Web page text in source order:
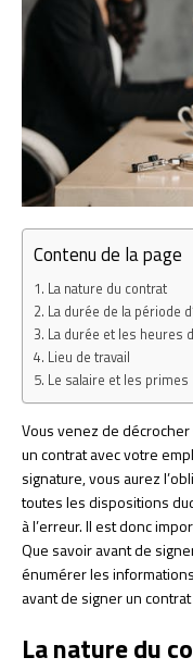
Contenu de la page
La nature du contrat
La durée de la période
La durée et les heures
Lieu de travail
Le salaire et les primes
Vous venez de
un contrat avec votre
signature, vous aurez
toutes les dispositions
à l’erreur. Il est donc
Que savoir avant de
énumérer les
avant de signer un
La nature du